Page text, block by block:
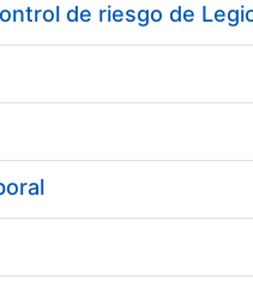
de riesgo de